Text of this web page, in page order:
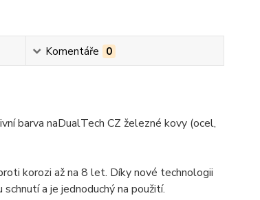
Komentáře 0
barva naDualTech CZ železné kovy (ocel,
korozi až na 8 let. Díky nové technologii
a je jednoduchý na použití.